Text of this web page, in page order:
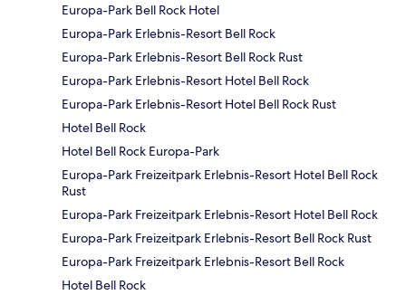
Europa-Park Bell Rock Hotel
Europa-Park Erlebnis-Resort Bell Rock
Europa-Park Erlebnis-Resort Bell Rock Rust
Europa-Park Erlebnis-Resort Hotel Bell Rock
Europa-Park Erlebnis-Resort Hotel Bell Rock Rust
Hotel Bell Rock
Hotel Bell Rock Europa-Park
Europa-Park Freizeitpark Erlebnis-Resort Hotel Bell Rock
Rust
Europa-Park Freizeitpark Erlebnis-Resort Hotel Bell Rock
Europa-Park Freizeitpark Erlebnis-Resort Bell Rock Rust
Europa-Park Freizeitpark Erlebnis-Resort Bell Rock
Hotel Bell Rock